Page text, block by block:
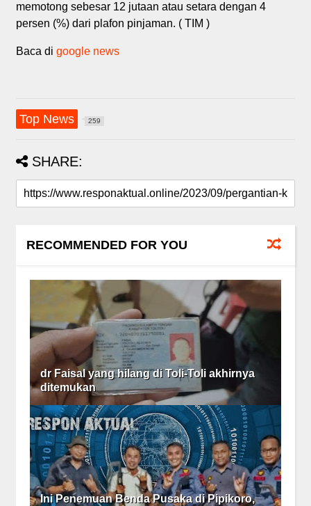
memotong sebesar 12 jutaan atau setara dengan 4
persen (%) dari plafon pinjaman. ( TIM )
Baca di google news
Top News 259
SHARE:
RECOMMENDED FOR YOU
dr Faisal yang hilang di Toli-Toli akhirnya
ditemukan
Ini Penemuan Benda Pusaka di Pipikoro,